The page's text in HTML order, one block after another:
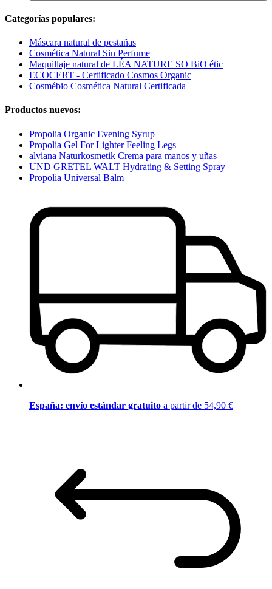
Categorías populares:
Máscara natural de pestañas
Cosmética Natural Sin Perfume
Maquillaje natural de LÉA NATURE SO BiO étic
ECOCERT - Certificado Cosmos Organic
Cosmébio Cosmética Natural Certificada
Productos nuevos:
Propolia Organic Evening Syrup
Propolia Gel For Lighter Feeling Legs
alviana Naturkosmetik Crema para manos y uñas
UND GRETEL WALT Hydrating & Setting Spray
Propolia Universal Balm
España: envío estándar gratuito a partir de 54,90 €